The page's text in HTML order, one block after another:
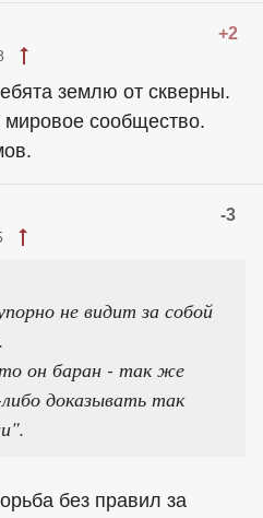
+2
землю от скверны.
сообщество.
-3
не видит за собой
он баран - так же
доказывать так
без правил за